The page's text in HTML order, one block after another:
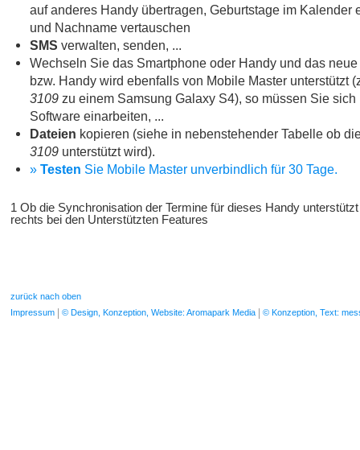
auf anderes Handy übertragen, Geburtstage im Kalender
und Nachname vertauschen
SMS verwalten, senden, ...
Wechseln Sie das Smartphone oder Handy und das
bzw. Handy wird ebenfalls von Mobile Master unterstützt
3109 zu einem Samsung Galaxy S4), so müssen Sie
Software einarbeiten, ...
Dateien kopieren (siehe in nebenstehender Tabelle ob
3109 unterstützt wird).
» Testen Sie Mobile Master unverbindlich für 30 Tage.
1 Ob die Synchronisation der Termine für dieses Handy
rechts bei den Unterstützten Features
zurück nach oben
Impressum
© Design, Konzeption, Website: Aromapark Media © Konzeption, Text: